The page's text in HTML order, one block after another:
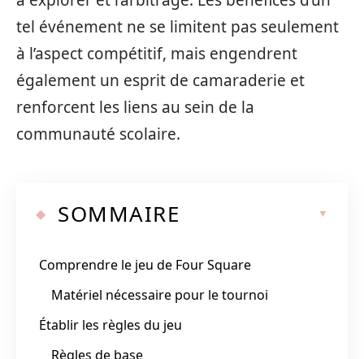
tel événement ne se limitent pas seulement
à l’aspect compétitif, mais engendrent
également un esprit de camaraderie et
renforcent les liens au sein de la
communauté scolaire.
SOMMAIRE
Comprendre le jeu de Four Square
Matériel nécessaire pour le tournoi
Établir les règles du jeu
Règles de base